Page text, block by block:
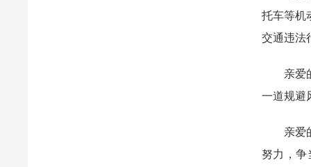
托车等机
交通违法
亲爱的
一道规避
亲爱的
努力，争